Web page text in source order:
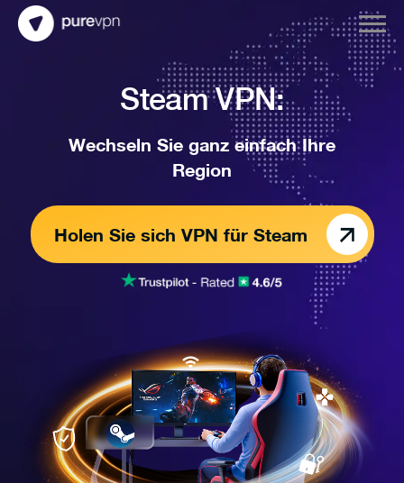
Steam VPN:
Wechseln Sie ganz einfach Ihre
Region
Holen Sie sich VPN für Steam